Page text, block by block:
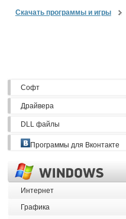
Скачать программы и игры
Софт
Драйвера
DLL файлы
Программы для Вконтакте
Интернет
Графика